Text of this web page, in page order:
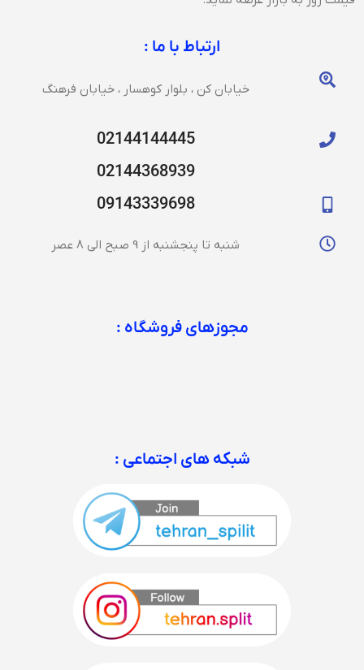
ارتباط با ما :
خیابان کن ، بلوار کوهسار ، خیابان فرهنگ
02144144445
02144368939
09143339698
شنبه تا پنجشنبه از 9 صبح الی 8 عصر
مجوزهای فروشگاه :
شبکه های اجتماعی :